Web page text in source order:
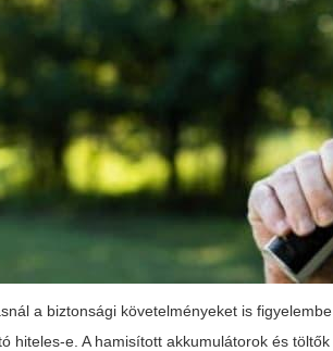
a biztonsági követelményeket is
hiteles-e. A hamisított akkumulátorok és